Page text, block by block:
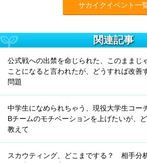
サカイクイベント一
関連記事
公式戦への出禁を命じられた、このままじ
ことになると言われたが、どうすれば改善
問題
中学生になめられちゃう、現役大学生コ
Bチームのモチベーションを上げたいが、
教えて
スカウティング、どこまでする？ 相手分